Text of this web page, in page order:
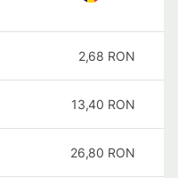
2,68 RON
13,40 RON
26,80 RON